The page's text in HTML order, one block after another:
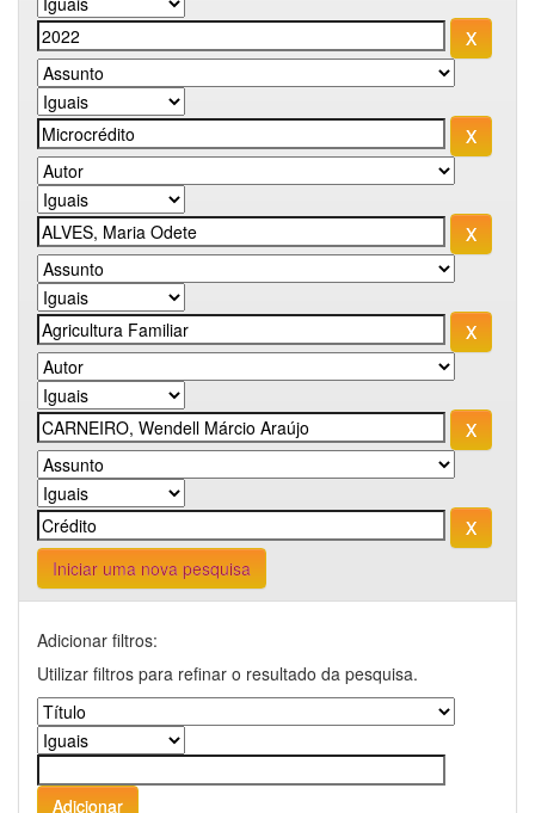
Iniciar uma nova pesquisa
Adicionar filtros:
Utilizar filtros para refinar o resultado da pesquisa.